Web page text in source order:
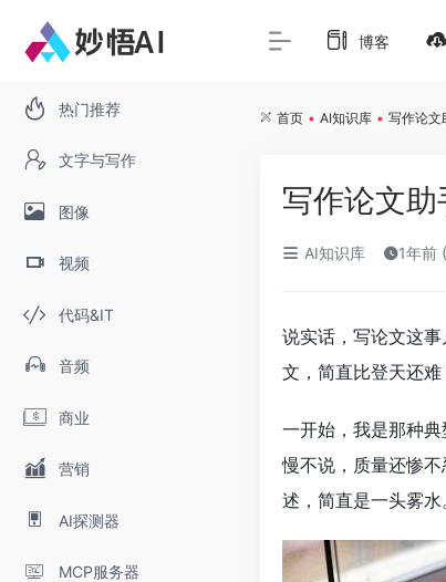
热门推荐
文字与写作
图像
视频
代码&IT
音频
商业
营销
AI探测器
MCP服务器
博客
首页 • AI知识库 • 写作论文
写作论文
AI知识库 1年前
说实话，写论文这
文，简直比登天还
一开始，我是那种
慢不说，质量还惨
述，简直是一头雾